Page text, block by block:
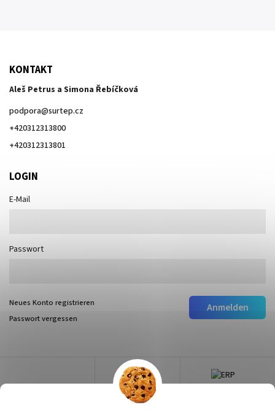
KONTAKT
Aleš Petrus a Simona Řebíčková
podpora@surtep.cz
+420312313800
+420312313801
LOGIN
E-Mail
Passwort
Anmelden
Neues Konto registrieren
Passwort vergessen